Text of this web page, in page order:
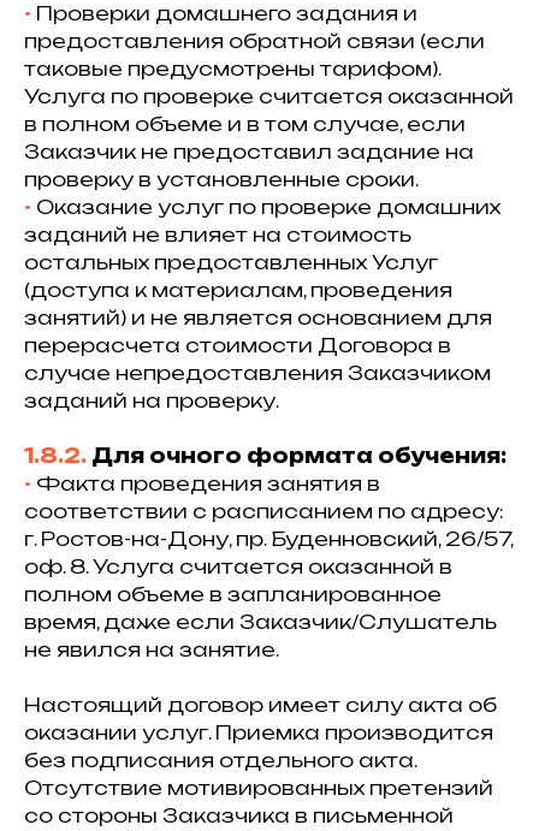
•⁠ Проверки домашнего задания и
предоставления обратной связи (если
таковые предусмотрены тарифом).
Услуга по проверке считается оказанной
в полном объеме и в том случае, если
Заказчик не предоставил задание на
проверку в установленные сроки.
•⁠ Оказание услуг по проверке домашних
заданий не влияет на стоимость
остальных предоставленных Услуг
(доступа к материалам, проведения
занятий) и не является основанием для
перерасчета стоимости Договора в
случае непредоставления Заказчиком
заданий на проверку.
1.8.2. Для очного формата обучения:
•⁠ Факта проведения занятия в
соответствии с расписанием по адресу:
г. Ростов-на-Дону, пр. Буденновский, 26/57,
оф. 8. Услуга считается оказанной в
полном объеме в запланированное
время, даже если Заказчик/Слушатель
не явился на занятие.
Настоящий договор имеет силу акта об
оказании услуг. Приемка производится
без подписания отдельного акта.
Отсутствие мотивированных претензий
со стороны Заказчика в письменной